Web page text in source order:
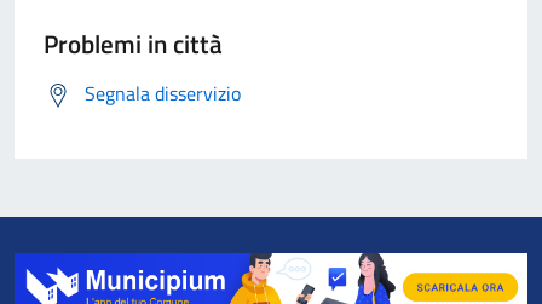
Problemi in città
Segnala disservizio